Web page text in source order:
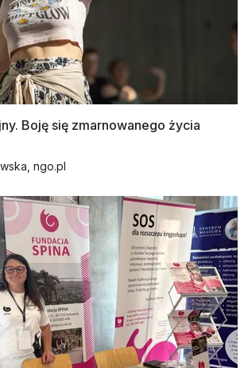
Boję się zmarnowanego życia
ngo.pl